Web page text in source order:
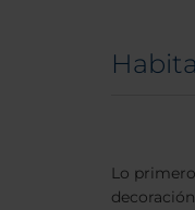
Lo